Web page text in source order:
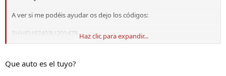
A ver si me podéis ayudar os dejo los códigos:
SHHEU87403U201478
Muchas gracias por adelantado
Haz clic para expandir...
Que auto es el tuyo?